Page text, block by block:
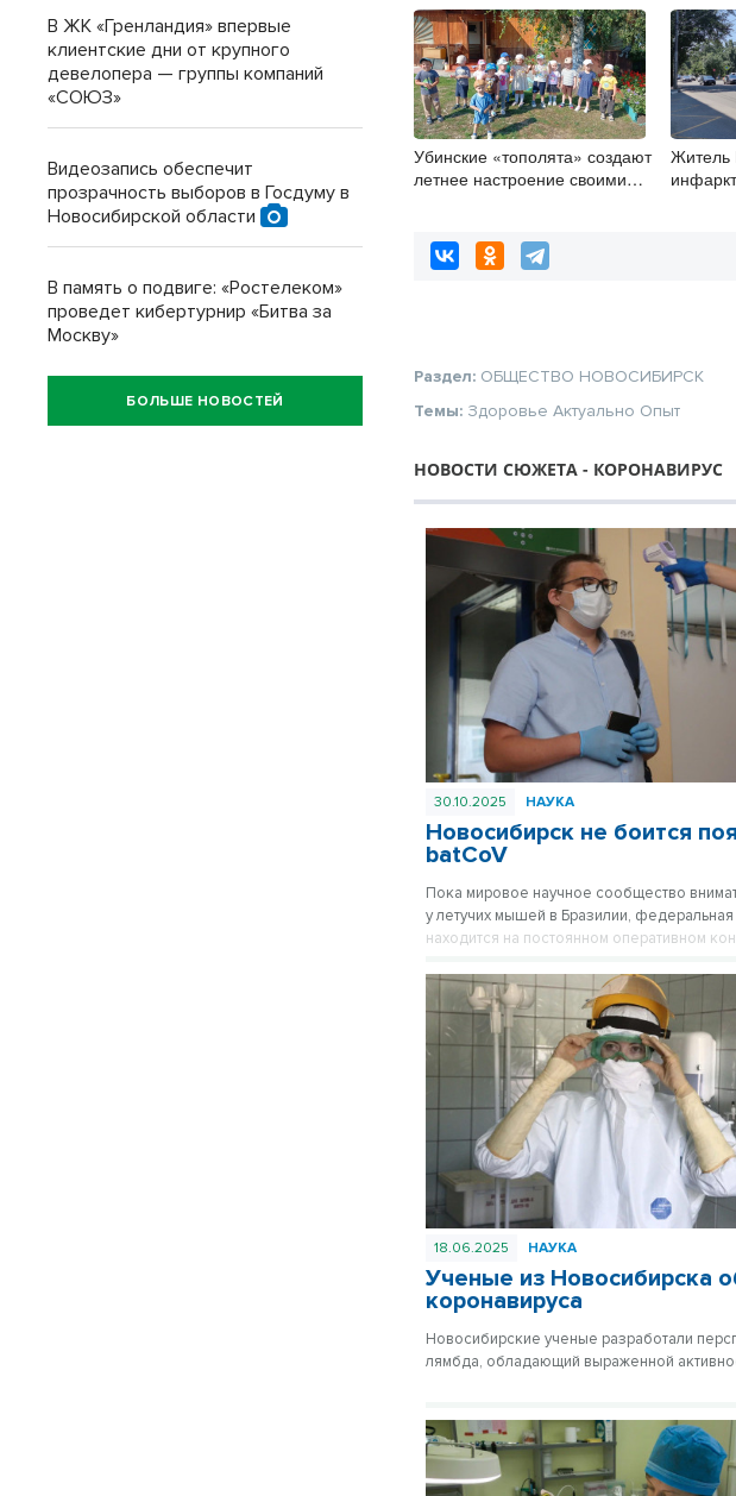
Убинские «тополята» создают
летнее настроение своими
Житель
Раздел: ОБЩЕСТВО НОВОСИБИРСК
Темы: Здоровье Актуально Опыт
НОВОСТИ СЮЖЕТА - КОРОНАВИРУС
30.10.2025 НАУКА
Новосибирск не боится
batCoV
Пока мировое научное сообщество
у летучих мышей в Бразилии,
находится на постоянном оперативном
18.06.2025 НАУКА
Ученые из Новосибирска
коронавируса
Новосибирские ученые разработали
лямбда, обладающий выраженной
В ЖК «Гренландия» впервые
клиентские дни от крупного
девелопера — группы компаний
«СОЮЗ»
Видеозапись обеспечит
прозрачность выборов в Госдуму в
Новосибирской области
В память о подвиге: «Ростелеком»
проведет кибертурнир «Битва за
Москву»
БОЛЬШЕ НОВОСТЕЙ